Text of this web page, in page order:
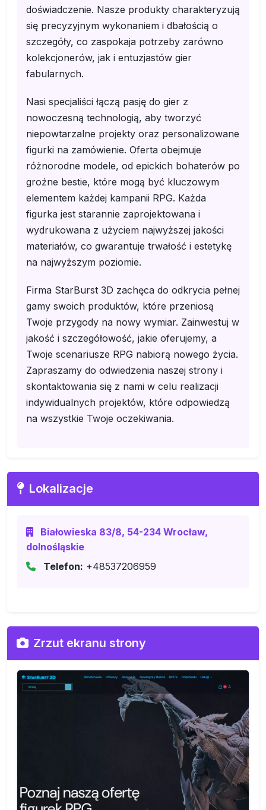
doświadczenie. Nasze produkty charakteryzują
się precyzyjnym wykonaniem i dbałością o
szczegóły, co zaspokaja potrzeby zarówno
kolekcjonerów, jak i entuzjastów gier
fabularnych.
Nasi specjaliści łączą pasję do gier z
nowoczesną technologią, aby tworzyć
niepowtarzalne projekty oraz personalizowane
figurki na zamówienie. Oferta obejmuje
różnorodne modele, od epickich bohaterów po
groźne bestie, które mogą być kluczowym
elementem każdej kampanii RPG. Każda
figurka jest starannie zaprojektowana i
wydrukowana z użyciem najwyższej jakości
materiałów, co gwarantuje trwałość i estetykę
na najwyższym poziomie.
Firma StarBurst 3D zachęca do odkrycia pełnej
gamy swoich produktów, które przeniosą
Twoje przygody na nowy wymiar. Zainwestuj w
jakość i szczegółowość, jakie oferujemy, a
Twoje scenariusze RPG nabiorą nowego życia.
Zapraszamy do odwiedzenia naszej strony i
skontaktowania się z nami w celu realizacji
indywidualnych projektów, które odpowiedzą
na wszystkie Twoje oczekiwania.
Lokalizacje
Białowieska 83/8, 54-234 Wrocław,
dolnośląskie
Telefon: +48537206959
Zrzut ekranu strony